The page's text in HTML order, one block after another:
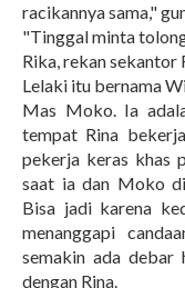
racikannya sama,"
"Tinggal minta
Rika, rekan sekantor
Lelaki itu bernama
Mas Moko. Ia
tempat Rina
pekerja keras khas
saat ia dan Moko
Bisa jadi karena
menanggapi
semakin ada
dengan Rina.